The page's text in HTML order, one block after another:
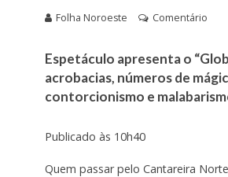
Folha Noroeste Comentário
Espetáculo apresenta o
acrobacias, números de
contorcionismo e
Publicado às 10h40
Quem passar pelo Cantareira